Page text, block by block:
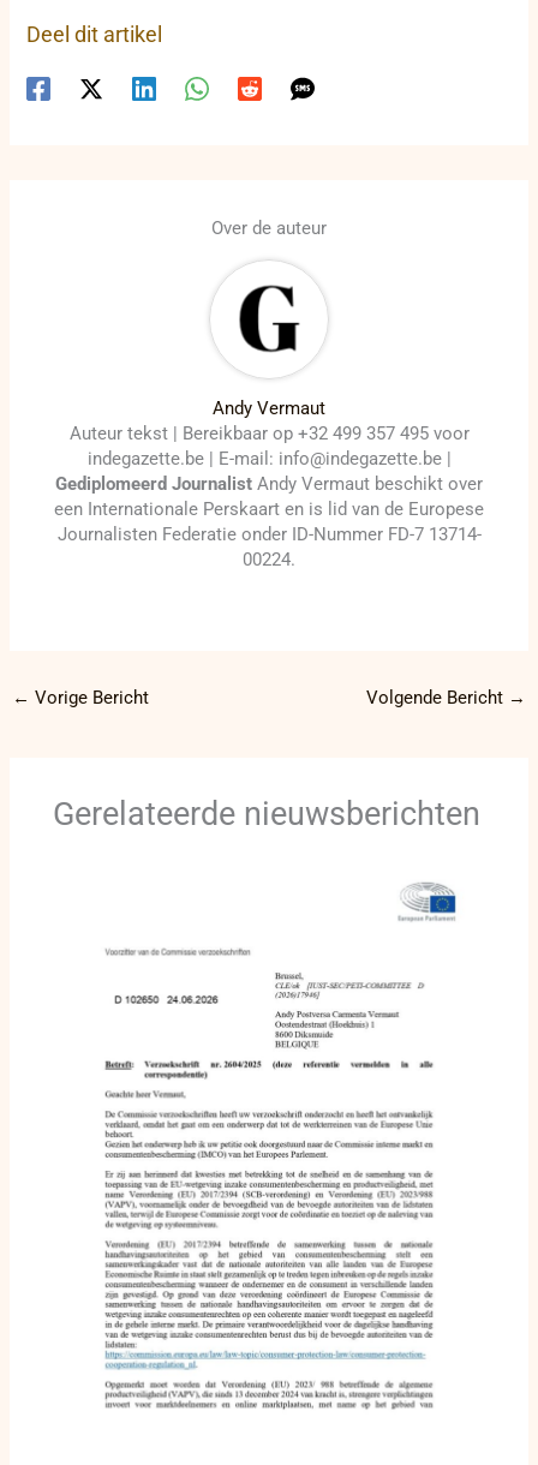
Deel dit artikel
Over de auteur
Andy Vermaut
Auteur tekst | Bereikbaar op +32 499 357 495 voor
indegazette.be | E-mail: info@indegazette.be |
Gediplomeerd Journalist Andy Vermaut beschikt over
een Internationale Perskaart en is lid van de Europese
Journalisten Federatie onder ID-Nummer FD-7 13714-
00224.
← Vorige Bericht Volgende Bericht →
Gerelateerde nieuwsberichten